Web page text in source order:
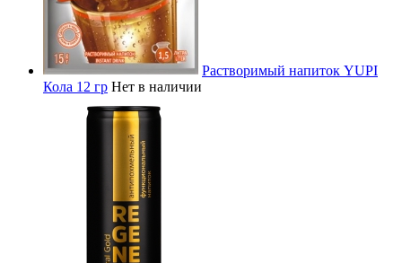
Растворимый напиток YUPI
Кола 12 гр Нет в наличии